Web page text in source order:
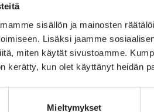
sisällön ja mainosten
Lisäksi jaamme
miten käytät sivustoamme.
kerätty, kun olet käyttänyt heidän
Mieltymykset
ry
vaate-